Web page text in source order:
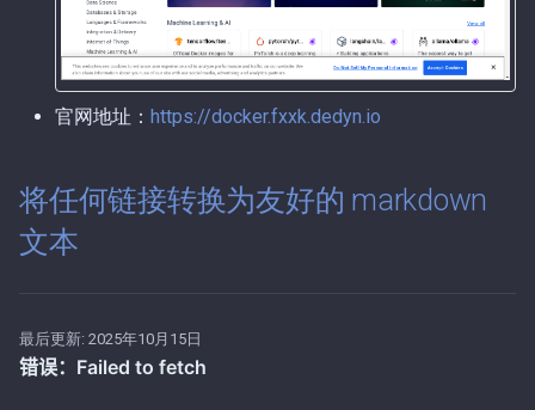
第54期（2025-11-15）.md
第53期（2025-11-14）.md
第51期（2025-11-07）.md
第50期（2025-10-23）.md
第48期（2025-10-11）.md
第1期（2026-01-02）.md
官网地址： https://docker.fxxk.dedyn.io
将任何链接转换为友好的 markdown
文本
最后更新: 2025年10月15日